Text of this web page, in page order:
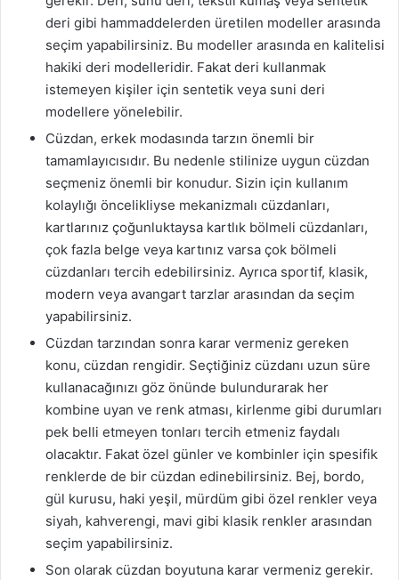
deri gibi hammaddelerden üretilen modeller arasında
seçim yapabilirsiniz. Bu modeller arasında en kalitelisi
hakiki deri modelleridir. Fakat deri kullanmak
istemeyen kişiler için sentetik veya suni deri
modellere yönelebilir.
Cüzdan, erkek modasında tarzın önemli bir
tamamlayıcısıdır. Bu nedenle stilinize uygun cüzdan
seçmeniz önemli bir konudur. Sizin için kullanım
kolaylığı öncelikliyse mekanizmalı cüzdanları,
kartlarınız çoğunluktaysa kartlık bölmeli cüzdanları,
çok fazla belge veya kartınız varsa çok bölmeli
cüzdanları tercih edebilirsiniz. Ayrıca sportif, klasik,
modern veya avangart tarzlar arasından da seçim
yapabilirsiniz.
Cüzdan tarzından sonra karar vermeniz gereken
konu, cüzdan rengidir. Seçtiğiniz cüzdanı uzun süre
kullanacağınızı göz önünde bulundurarak her
kombine uyan ve renk atması, kirlenme gibi durumları
pek belli etmeyen tonları tercih etmeniz faydalı
olacaktır. Fakat özel günler ve kombinler için spesifik
renklerde de bir cüzdan edinebilirsiniz. Bej, bordo,
gül kurusu, haki yeşil, mürdüm gibi özel renkler veya
siyah, kahverengi, mavi gibi klasik renkler arasından
seçim yapabilirsiniz.
Son olarak cüzdan boyutuna karar vermeniz gerekir.